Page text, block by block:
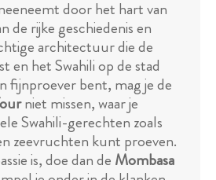
door het hart van
de rijke geschiedenis en
architectuur die de
en het Swahili op de stad
fijnproever bent, mag je de
niet missen, waar je
Swahili-gerechten zoals
zeevruchten kunt proeven.
is, doe dan de Mombasa